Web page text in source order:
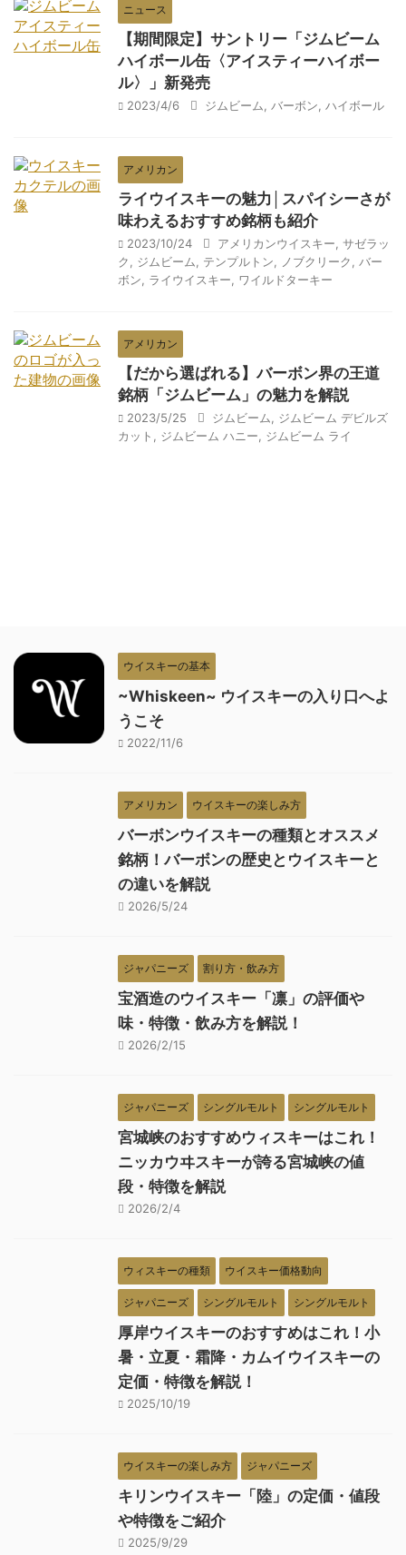
ニュース
【期間限定】サントリー「ジムビーム
ハイボール缶〈アイスティーハイボー
ル〉」新発売
2023/4/6 ジムビーム バーボン ハイボール
アメリカン
ライウイスキーの魅力│スパイシーさが
味わえるおすすめ銘柄も紹介
2023/10/24 アメリカンウイスキー サゼラッ
ク
ジムビーム テンプルトン ノブクリーク
バー
ボン
ライウイスキー ワイルドターキー
アメリカン
【だから選ばれる】バーボン界の王道
銘柄「ジムビーム」の魅力を解説
2023/5/25 ジムビーム
ジムビーム デビルズ
カット
ジムビーム ハニー ジムビーム ライ
ウイスキーの基本
~Whiskeen~ ウイスキーの入り口へよ
うこそ
2022/11/6
アメリカン ウイスキーの楽しみ方
バーボンウイスキーの種類とオススメ
銘柄！バーボンの歴史とウイスキーと
の違いを解説
2026/5/24
ジャパニーズ 割り方・飲み方
宝酒造のウイスキー「凛」の評価や
味・特徴・飲み方を解説！
2026/2/15
ジャパニーズ シングルモルト シングルモルト
宮城峡のおすすめウィスキーはこれ！
ニッカウヰスキーが誇る宮城峡の値
段・特徴を解説
2026/2/4
ウィスキーの種類 ウイスキー価格動向
ジャパニーズ シングルモルト シングルモルト
厚岸ウイスキーのおすすめはこれ！小
暑・立夏・霜降・カムイウイスキーの
定価・特徴を解説！
2025/10/19
ウイスキーの楽しみ方 ジャパニーズ
キリンウイスキー「陸」の定価・値段
や特徴をご紹介
2025/9/29